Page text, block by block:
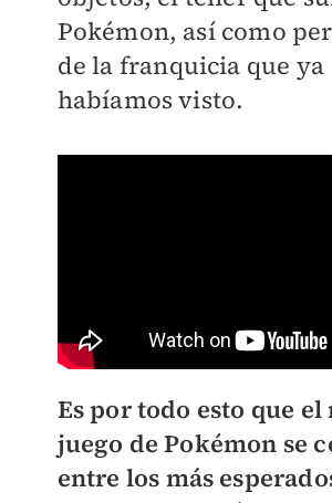
Pokémon, así como
de la franquicia que ya
habíamos visto.
Es por todo esto que el
juego de Pokémon se
entre los más